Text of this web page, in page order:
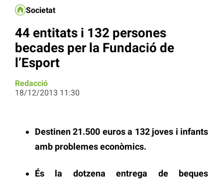
Societat
44 entitats i 132 persones
becades per la Fundació de
l’Esport
Redacció
18/12/2013 11:30
Destinen 21.500 euros a 132 joves i infants
amb problemes econòmics.
És la dotzena entrega de beques